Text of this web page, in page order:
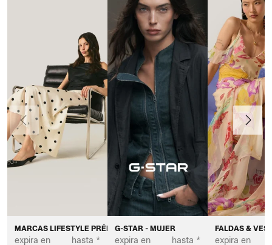
MARCAS LIFESTYLE PRÉMIUM - MUJER
expira en hasta *
G-STAR - MUJER
expira en hasta *
FALDAS &
expira en
Anteriormente